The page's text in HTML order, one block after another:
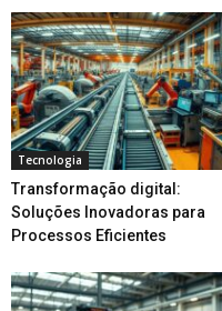
Tecnologia
Transformação digital:
Soluções Inovadoras para
Processos Eficientes